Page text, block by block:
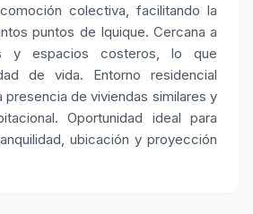
colectiva, facilitando la
puntos de Iquique. Cercana a
y espacios costeros, lo que
de vida. Entorno residencial
presencia de viviendas similares y
Oportunidad ideal para
ubicación y proyección